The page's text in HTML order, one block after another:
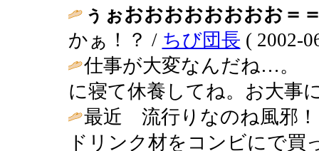
ぅぉおおおおおおおお＝
かぁ！？ / ちび団長 ( 2002-
仕事が大変なんだね…。
に寝て休養してね。お大事
最近 流行りなのね風邪！
ドリンク材をコンビにで